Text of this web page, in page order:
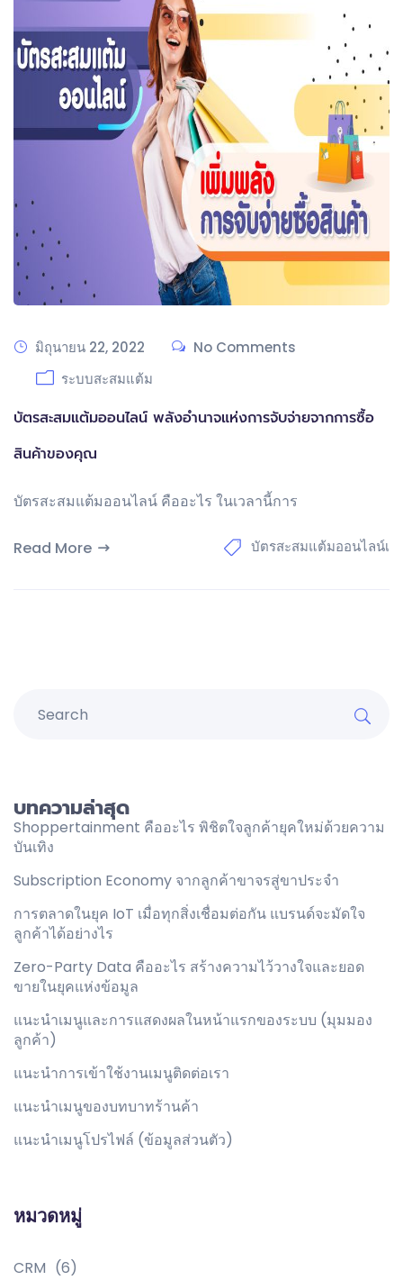
มิถุนายน 22, 2022
No Comments
ระบบสะสมแต้ม
บัตรสะสมแต้มออนไลน์ พลังอำนาจแห่งการจับจ่ายจากการซื้อ
สินค้าของคุณ
บัตรสะสมแต้มออนไลน์ คืออะไร ในเวลานี้การ
Read More บัตรสะสมแต้มออนไลน์เ
บทความล่าสุด
Shoppertainment คืออะไร พิชิตใจลูกค้ายุคใหม่ด้วยความ
บันเทิง
Subscription Economy จากลูกค้าขาจรสู่ขาประจำ
การตลาดในยุค IoT เมื่อทุกสิ่งเชื่อมต่อกัน แบรนด์จะมัดใจ
ลูกค้าได้อย่างไร
Zero-Party Data คืออะไร สร้างความไว้วางใจและยอด
ขายในยุคแห่งข้อมูล
แนะนำเมนูและการแสดงผลในหน้าแรกของระบบ (มุมมอง
ลูกค้า)
แนะนำการเข้าใช้งานเมนูติดต่อเรา
แนะนำเมนูของบทบาทร้านค้า
แนะนำเมนูโปรไฟล์ (ข้อมูลส่วนตัว)
หมวดหมู่
CRM (6)